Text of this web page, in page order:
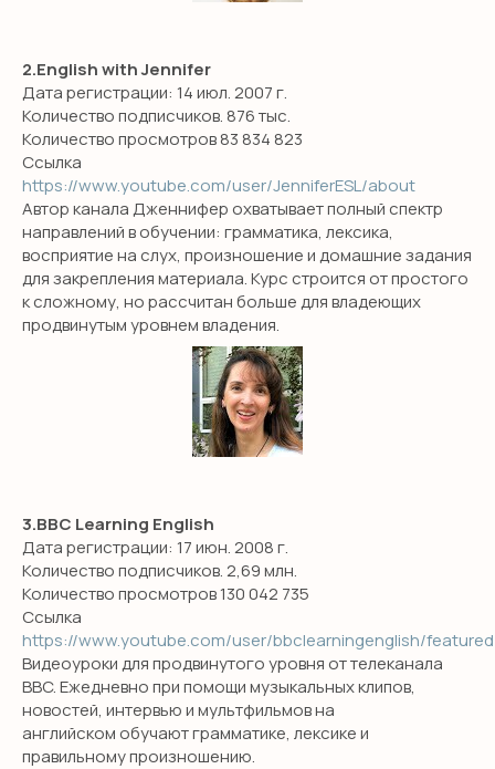
2.English with Jennifer
Дата регистрации: 14 июл. 2007 г.
Количество подписчиков. 876 тыс.
Количество просмотров 83 834 823
Ссылка
https://www.youtube.com/user/JenniferESL/about
Автор канала Дженнифер охватывает полный спектр
направлений в обучении: грамматика, лексика,
восприятие на слух, произношение и домашние задания
для закрепления материала. Курс строится от простого
к сложному, но рассчитан больше для владеющих
продвинутым уровнем владения.
3.BBC Learning English
Дата регистрации: 17 июн. 2008 г.
Количество подписчиков. 2,69 млн.
Количество просмотров 130 042 735
Ссылка
https://www.youtube.com/user/bbclearningenglish/featured
Видеоуроки для продвинутого уровня от телеканала
BBC. Ежедневно при помощи музыкальных клипов,
новостей, интервью и мультфильмов на
английском обучают грамматике, лексике и
правильному произношению.